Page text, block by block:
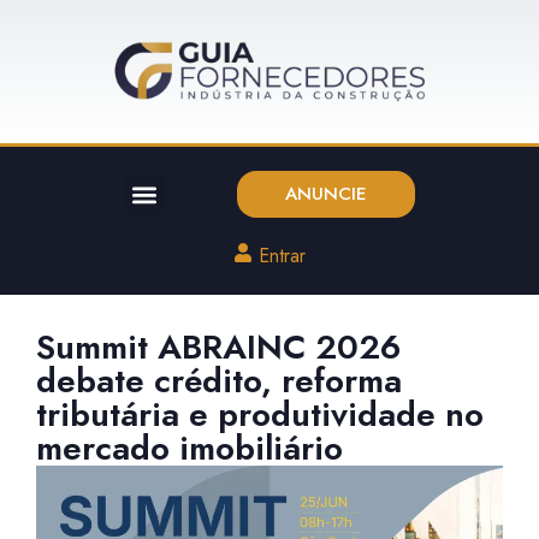
ANUNCIE
Entrar
Summit ABRAINC 2026
debate crédito, reforma
tributária e produtividade no
mercado imobiliário